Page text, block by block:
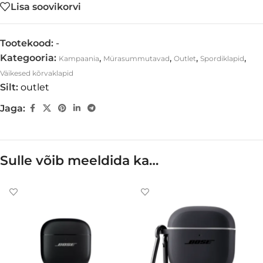
Lisa soovikorvi
Tootekood: -
Kategooria: Kampaania, Mürasummutavad, Outlet, Spordiklapid,
Väikesed kõrvaklapid
Silt: outlet
Jaga:
Sulle võib meeldida ka…